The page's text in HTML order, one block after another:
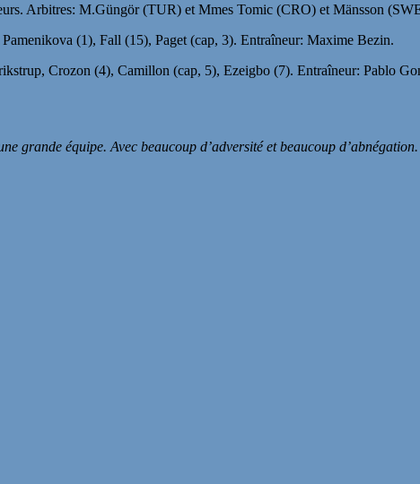
Arbitres: M.Güngör (TUR) et Mmes Tomic (CRO) et Mänsson
(1), Fall (15), Paget (cap, 3). Entraîneur: Maxime Bezin.
Crozon (4), Camillon (cap, 5), Ezeigbo (7). Entraîneur: Pablo
grande équipe. Avec beaucoup d’adversité et beaucoup